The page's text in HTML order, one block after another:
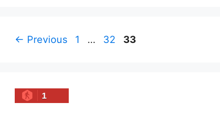
← Previous Page
1 … Page
32 Page
33
1